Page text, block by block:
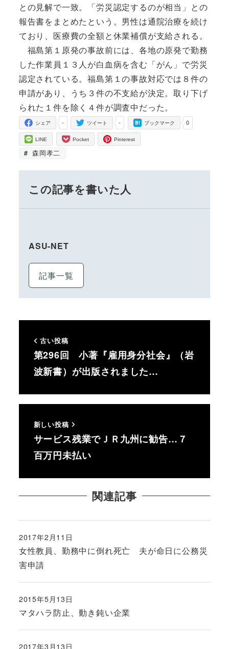
との見解で一致。「労災認定するのが相当」との
報告書をまとめたという。男性は通院治療を続け
ており、医療費の全額と休業補償が支給される。
福島第１原発の事故前には、各地の原発で勤務
した作業員１３人が白血病を含む「がん」で労災
認定されている。福島第１の事故対応では８件の
申請があり、うち３件の不支給が決定。取り下げ
られた１件を除く４件が調査中だった。
-
シェア -
ツイート 0
ブックマーク
LINE Pocket Pinterest
森岡孝二
この記事を書いた人
ASU-NET
記事一覧
古い投稿
第296回 小著『雇用身分社会』（岩
波新書）が出版されました…
新しい投稿
サービス残業でＪＲ九州に勧告…７
百万円未払い
関連記事
女性教員、勤務中に倒れ死亡 夫が命日に公務災
害申請
投稿日
2017年2月11日
マタハラ防止、動き鈍い企業
投稿日
2015年5月13日
2017年3月13日